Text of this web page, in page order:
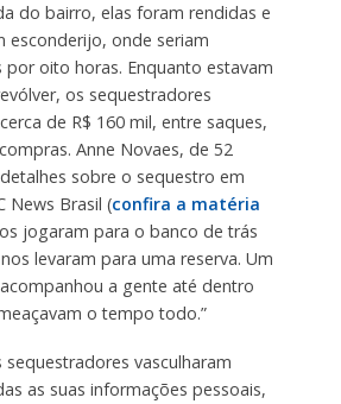
do bairro, elas foram rendidas e
esconderijo, onde seriam
por oito horas. Enquanto estavam
os sequestradores
de R$ 160 mil, entre saques,
Anne Novaes, de 52
sobre o sequestro em
News Brasil (confira a matéria
jogaram para o banco de trás
levaram para uma reserva. Um
a gente até dentro
o tempo todo.”
sequestradores vasculharam
as suas informações pessoais,